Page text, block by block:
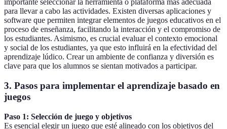
importante seleccionar la herramienta o plataforma más adecuada
para llevar a cabo las actividades. Existen diversas aplicaciones y
software que permiten integrar elementos de juegos educativos en el
proceso de enseñanza, facilitando la interacción y el compromiso de
los estudiantes. Asimismo, es crucial evaluar el contexto emocional
y social de los estudiantes, ya que esto influirá en la efectividad del
aprendizaje lúdico. Crear un ambiente de confianza y diversión es
clave para que los alumnos se sientan motivados a participar.
3. Pasos para implementar el aprendizaje basado en
juegos
Paso 1: Selección de juego y objetivos
Es esencial elegir un juego que esté alineado con los objetivos del